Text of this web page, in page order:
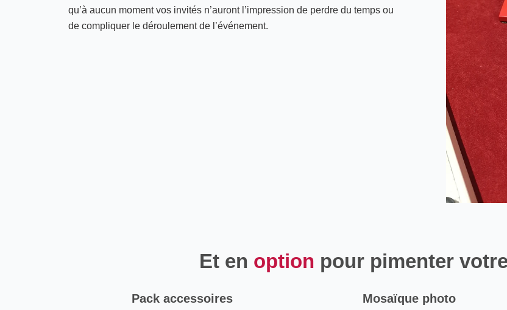
qu’à aucun moment vos invités n’auront l’impression de perdre du temps ou
de compliquer le déroulement de l’événement.
Et en option pour pimenter
Pack accessoires Mosaïque photo